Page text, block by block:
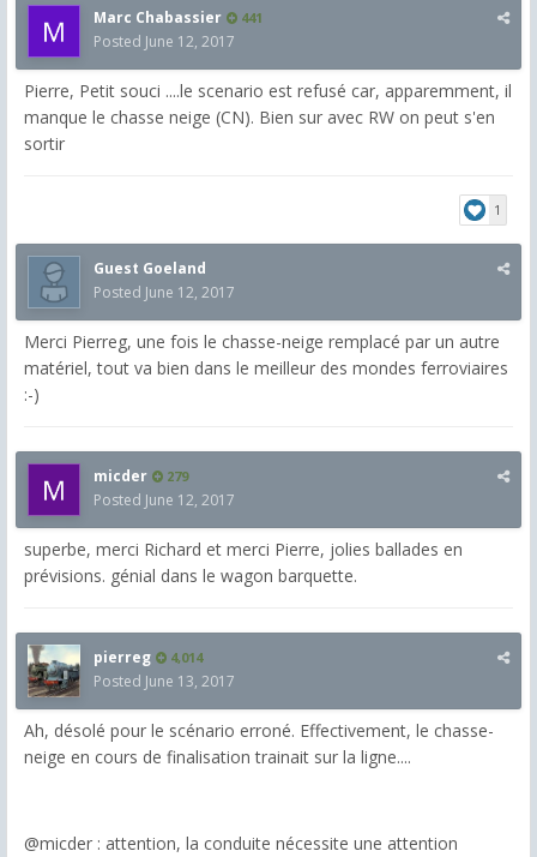
Marc Chabassier 441
Posted June 12, 2017
Pierre, Petit souci ....le scenario est refusé car, apparemment, il
manque le chasse neige (CN). Bien sur avec RW on peut s'en
sortir
1
Guest Goeland
Posted June 12, 2017
Merci Pierreg, une fois le chasse-neige remplacé par un autre
matériel, tout va bien dans le meilleur des mondes ferroviaires
:-)
micder 279
Posted June 12, 2017
superbe, merci Richard et merci Pierre, jolies ballades en
prévisions. génial dans le wagon barquette.
pierreg 4,014
Posted June 13, 2017
Ah, désolé pour le scénario erroné. Effectivement, le chasse-
neige en cours de finalisation trainait sur la ligne....
@micder : attention, la conduite nécessite une attention